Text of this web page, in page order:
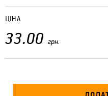
ЦІНА
33.00 грн.